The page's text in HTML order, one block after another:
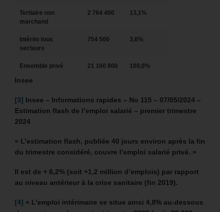
Tertiaire non
marchand
2 764 400 13,1%
Intérim tous
secteurs
754 500 3,6%
Ensemble privé 21 160 800 100,0%
Insee
[3] Insee – Informations rapides – No 115 – 07/05/2024 –
Estimation flash de l’emploi salarié – premier trimestre
2024
« L’estimation flash, publiée 40 jours environ après la fin
du trimestre considéré, couvre l’emploi salarié privé. »
Il est de + 6,2% (soit +1,2 million d’emplois) par rapport
au niveau antérieur à la crise sanitaire (fin 2019).
[4] « L’emploi intérimaire se situe ainsi 4,8% au-dessous